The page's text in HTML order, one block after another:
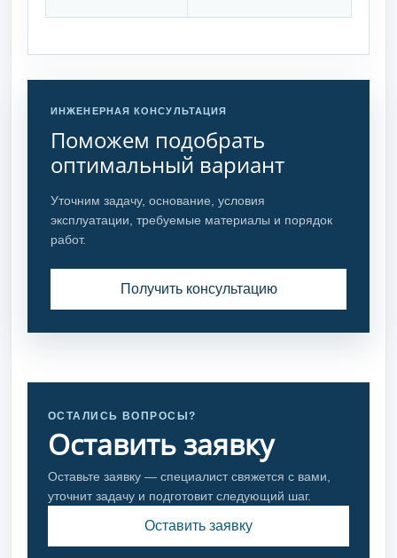
ИНЖЕНЕРНАЯ КОНСУЛЬТАЦИЯ
Поможем подобрать
оптимальный вариант
Уточним задачу, основание, условия
эксплуатации, требуемые материалы и порядок
работ.
Получить консультацию
ОСТАЛИСЬ ВОПРОСЫ?
Оставить заявку
Оставьте заявку — специалист свяжется с вами,
уточнит задачу и подготовит следующий шаг.
Оставить заявку